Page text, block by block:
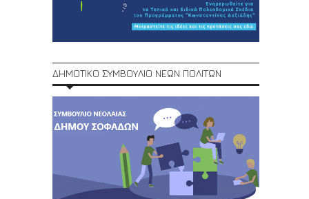
ΔΗΜΟΤΙΚΟ ΣΥΜΒΟΥΛΙΟ ΝΕΩΝ ΠΟΛΙΤΩΝ